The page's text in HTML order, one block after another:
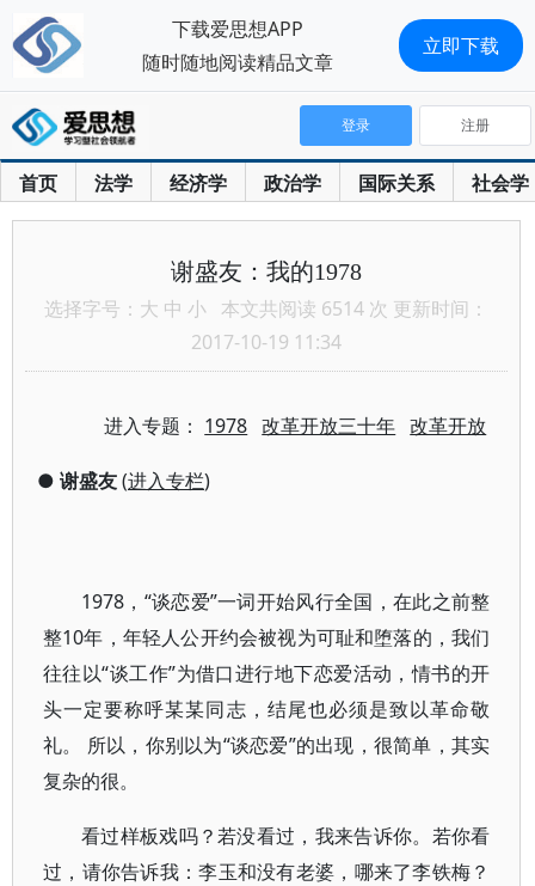
首页 法学 经济学 政治学 国际关系 社会学
登录 注册
谢盛友：我的1978
选择字号： 大 中 小 本文共阅读 6514 次 更新时间：
2017-10-19 11:34
进入专题： 1978 改革开放三十年 改革开放
● 谢盛友(进入专栏)
1978，“谈恋爱”一词开始风行全国，在此之前整
整10年，年轻人公开约会被视为可耻和堕落的，我们
往往以“谈工作”为借口进行地下恋爱活动，情书的开
头一定要称呼某某同志，结尾也必须是致以革命敬
礼。 所以，你别以为“谈恋爱”的出现，很简单，其实
复杂的很。
看过样板戏吗？若没看过，我来告诉你。若你看
过，请你告诉我：李玉和没有老婆，哪来了李铁梅？
下载爱思想APP
随时随地阅读精品文章
立即下载